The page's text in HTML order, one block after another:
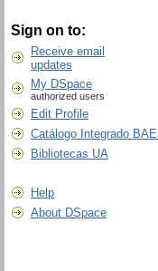
Sign on to:
Receive email
updates
My DSpace
authorized users
Edit Profile
Catálogo Integrado
Bibliotecas UA
Help
About DSpace